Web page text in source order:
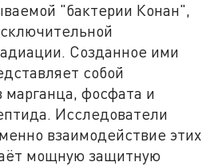
"бактерии Конан",
Созданное ими
собой
фосфата и
Исследователи
взаимодействие этих
мощную защитную